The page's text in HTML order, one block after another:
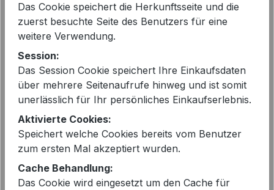
Produkt Anzahl: Gib den
In den Warenkorb
EAN:4028508478257
Artikelnummer: 6316048303 Fawn pocket
Das Cookie speichert die Herkunftsseite und die
zuerst besuchte Seite des Benutzers für eine
weitere Verwendung.
Session:
Das Session Cookie speichert Ihre Einkaufsdaten
über mehrere Seitenaufrufe hinweg und ist somit
unerlässlich für Ihr persönliches Einkaufserlebnis.
Aktivierte Cookies:
Speichert welche Cookies bereits vom Benutzer
zum ersten Mal akzeptiert wurden.
Cache Behandlung:
Das Cookie wird eingesetzt um den Cache für